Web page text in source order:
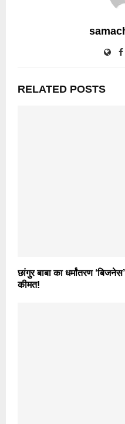
RELATED POSTS
छांगुर बाबा का धर्मांतरण
कीमत!